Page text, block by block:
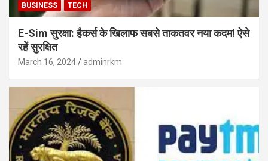
BUSINESS TECH
E-Sim सुरक्षा: हैकर्स के खिलाफ सबसे ताकतवर नया कदम! ऐसे
रहें सुरक्षित
March 16, 2024 adminrkm